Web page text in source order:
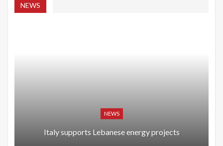
NEWS
NEWS
Italy supports Lebanese energy projects